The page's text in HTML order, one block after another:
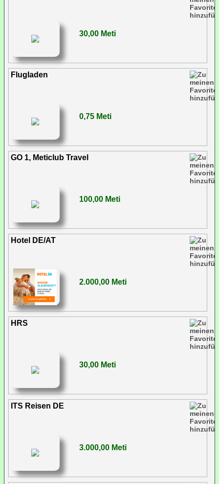
30,00 Meti
Flugladen
0,75 Meti
GO 1, Meticlub Travel
100,00 Meti
Hotel DE/AT
2.000,00 Meti
HRS
30,00 Meti
ITS Reisen DE
3.000,00 Meti